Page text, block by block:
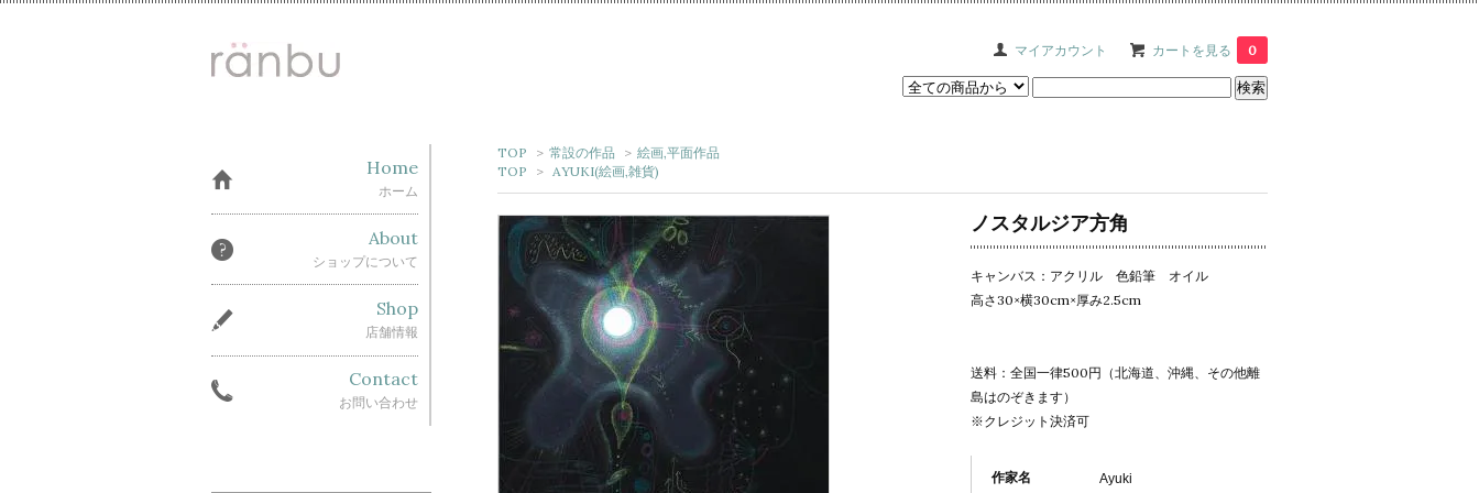
マイアカウント カートを見る 0
TOP > 常設の作品 > 絵画,平面作品
TOP
> AYUKI(絵画,雑貨)
ノスタルジア方角
キャンバス：アクリル 色鉛筆 オイル
高さ30×横30cm×厚み2.5cm
送料：全国一律500円（北海道、沖縄、その他離
島はのぞきます）
※クレジット決済可
作家名 Ayuki
Home
ホーム
About
ショップについて
Shop
店舗情報
Contact
お問い合わせ